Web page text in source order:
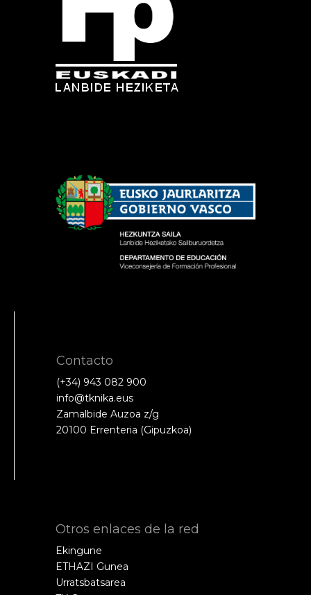
Contacto
(+34) 943 082 900
info@tknika.eus
Zamalbide Auzoa z/g
20100 Errenteria (Gipuzkoa)
Otros enlaces de la red
Ekingune
ETHAZI Gunea
Urratsbatsarea